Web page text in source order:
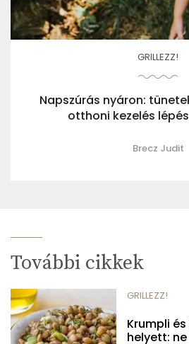
GRILLEZZ!
Napszúrás nyáron:
otthoni kezelés
Brecz Judit
További cikkek
GRILLEZZ!
Krumpli
helyett: ne